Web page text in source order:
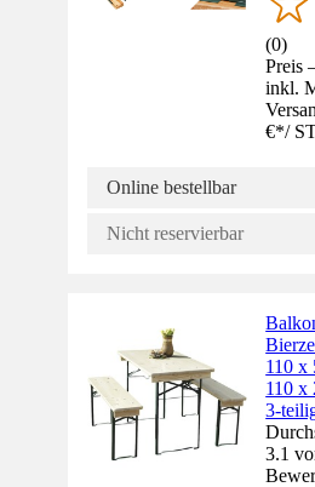
(0)
Preis
inkl.
€*/
Online bestellbar
Nicht reservierbar
110 x
110 x
3-
3.1